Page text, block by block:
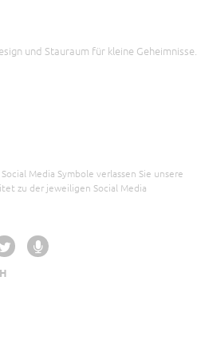
und Stauraum für kleine Geheimnisse.
Media Symbole verlassen Sie unsere
zu der jeweiligen Social Media